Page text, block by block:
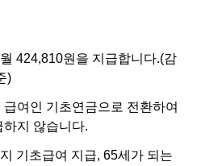
424,810원을 지급합니다.(감
)
여인 기초연금으로 전환하여
지 않습니다.
기초급여 지급, 65세가 되는